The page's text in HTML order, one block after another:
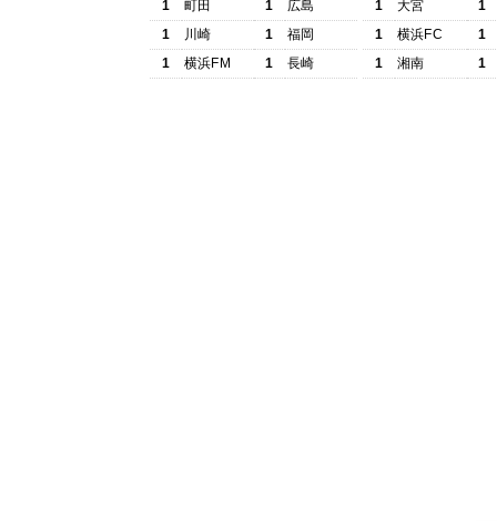
1
町田 1
広島
1
川崎 1
福岡
1
横浜FM 1 長崎
1
大宮
1
1
横浜FC
1
1
湘南 1